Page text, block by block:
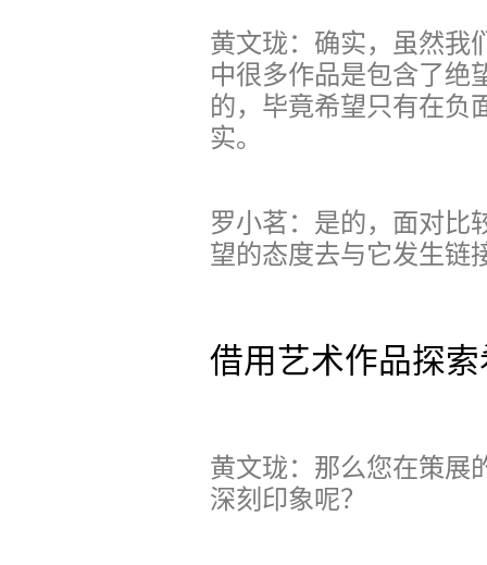
黄文珑：确实，虽然我
中很多作品是包含了绝
的，毕竟希望只有在负
实。
罗小茗：是的，面对比
望的态度去与它发生链
借用艺术作品探
黄文珑：那么您在策展
深刻印象呢？